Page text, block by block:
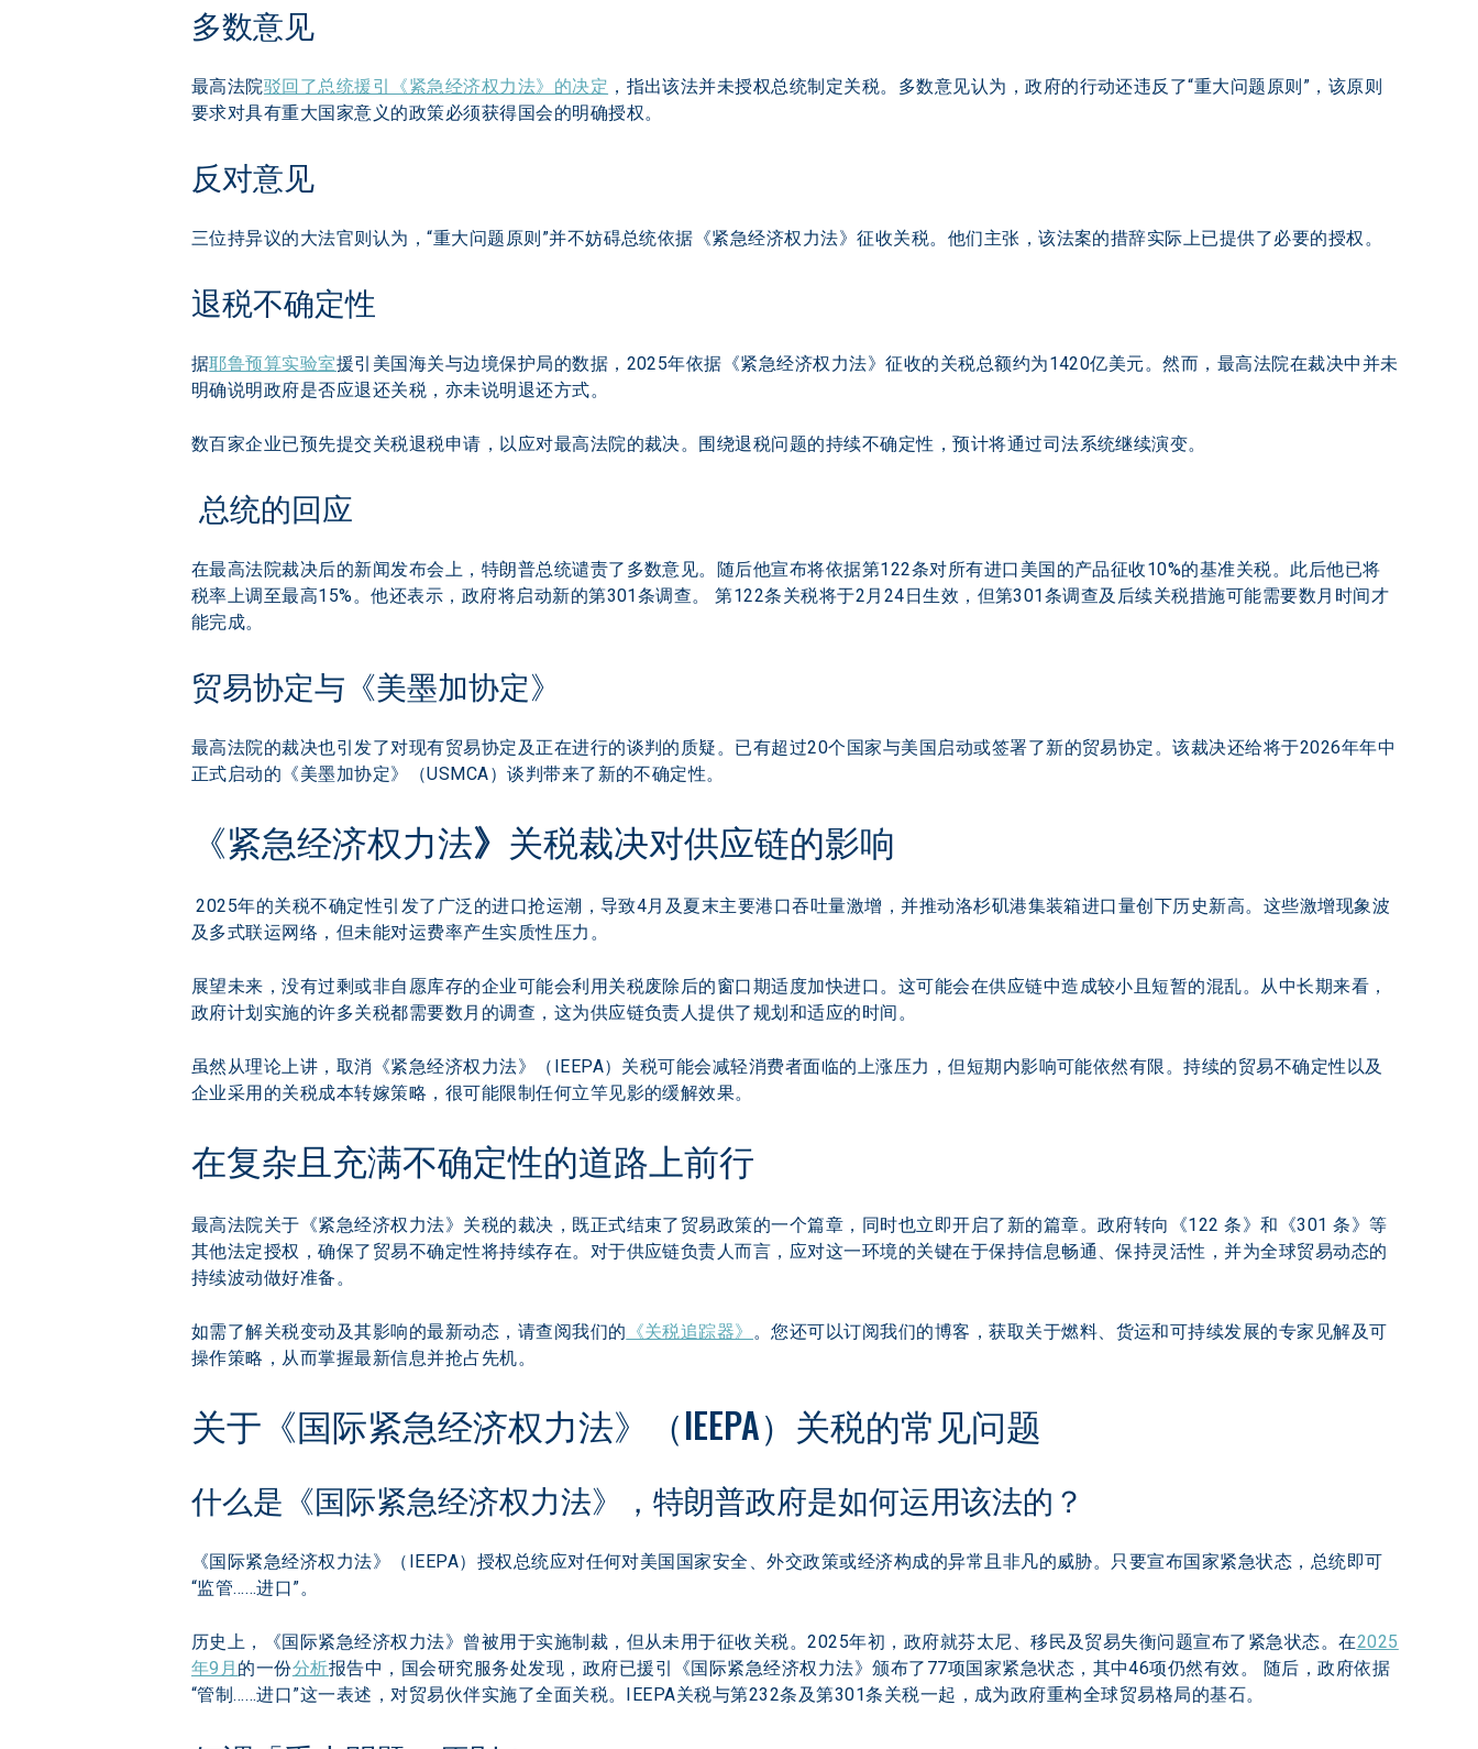
多数意见
最高法院驳回了总统援引《紧急经济权力法》的决定 ，指出该法并未授权总统制定关税。多数意见认为，政府的行动还违反了“重大问题原则”，该原则
要求对具有重大国家意义的政策必须获得国会的明确授权。
反对意见
三位持异议的大法官则认为，“重大问题原则”并不妨碍总统依据《紧急经济权力法》征收关税。他们主张，该法案的措辞实际上已提供了必要的授权。
退税不确定性
据耶鲁预算实验室援引美国海关与边境保护局的数据，2025年依据《紧急经济权力法》征收的关税总额约为1420亿美元。然而，最高法院在裁决中并未
明确说明政府是否应退还关税，亦未说明退还方式。
数百家企业已预先提交关税退税申请，以应对最高法院的裁决。围绕退税问题的持续不确定性，预计将通过司法系统继续演变。
总统的回应
在最高法院裁决后的新闻发布会上，特朗普总统谴责了多数意见。随后他宣布将依据第122条对所有进口美国的产品征收10%的基准关税。此后他已将
税率上调至最高15%。他还表示，政府将启动新的第301条调查。 第122条关税将于2月24日生效，但第301条调查及后续关税措施可能需要数月时间才
能完成。
贸易协定与《美墨加协定》
最高法院的裁决也引发了对现有贸易协定及正在进行的谈判的质疑。已有超过20个国家与美国启动或签署了新的贸易协定。该裁决还给将于2026年年中
正式启动的《美墨加协定》（USMCA）谈判带来了新的不确定性。
《紧急经济权力法》 关税裁决对供应链的影响
2025年的关税不确定性引发了广泛的进口抢运潮，导致4月及夏末主要港口吞吐量激增，并推动洛杉矶港集装箱进口量创下历史新高。这些激增现象波
及多式联运网络，但未能对运费率产生实质性压力。
展望未来，没有过剩或非自愿库存的企业可能会利用关税废除后的窗口期适度加快进口。这可能会在供应链中造成较小且短暂的混乱。从中长期来看，
政府计划实施的许多关税都需要数月的调查，这为供应链负责人提供了规划和适应的时间。
虽然从理论上讲，取消《紧急经济权力法》（IEEPA）关税可能会减轻消费者面临的上涨压力，但短期内影响可能依然有限。持续的贸易不确定性以及
企业采用的关税成本转嫁策略，很可能限制任何立竿见影的缓解效果。
在复杂且充满不确定性的道路上前行
最高法院关于《紧急经济权力法》关税的裁决，既正式结束了贸易政策的一个篇章，同时也立即开启了新的篇章。政府转向《122 条》和《301 条》等
其他法定授权，确保了贸易不确定性将持续存在。对于供应链负责人而言，应对这一环境的关键在于保持信息畅通、保持灵活性，并为全球贸易动态的
持续波动做好准备。
如需了解关税变动及其影响的最新动态，请查阅我们的 《关税追踪器》 。您还可以订阅我们的博客，获取关于燃料、货运和可持续发展的专家见解及可
操作策略，从而掌握最新信息并抢占先机。
关于《国际紧急经济权力法》（IEEPA）关税的常见问题
什么是《国际紧急经济权力法》，特朗普政府是如何运用该法的？
《国际紧急经济权力法》（IEEPA）授权总统应对任何对美国国家安全、外交政策或经济构成的异常且非凡的威胁。只要宣布国家紧急状态，总统即可
“监管……进口”。
历史上，《国际紧急经济权力法》曾被用于实施制裁，但从未用于征收关税。2025年初，政府就芬太尼、移民及贸易失衡问题宣布了紧急状态。在2025
年9月 的一份分析报告中，国会研究服务处发现，政府已援引《国际紧急经济权力法》颁布了77项国家紧急状态，其中46项仍然有效。 随后，政府依据
“管制……进口”这一表述，对贸易伙伴实施了全面关税。IEEPA关税与第232条及第301条关税一起，成为政府重构全球贸易格局的基石。